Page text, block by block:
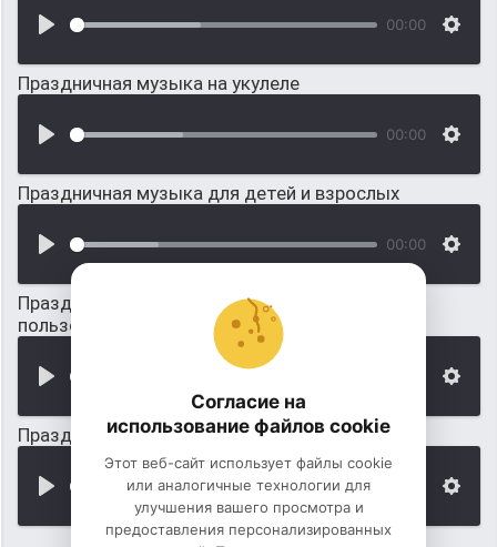
00:00
Праздничная музыка на укулеле
00:00
Праздничная музыка для детей и взрослых
00:00
Праздничная музыка для конкретных
пользователей
Праздничная музыка для видео-открытки
Согласие на
использование файлов cookie
Этот веб-сайт использует файлы cookie
или аналогичные технологии для
улучшения вашего просмотра и
предоставления персонализированных